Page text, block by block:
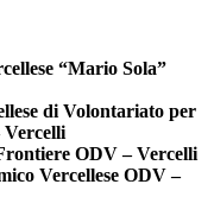
“Mario Sola”
di Volontariato per
Vercelli
ODV – Vercelli
Vercellese ODV –